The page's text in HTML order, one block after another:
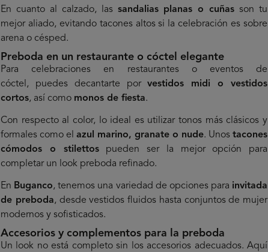
En cuanto al calzado, las sandalias planas o cuñas son tu
mejor aliado, evitando tacones altos si la celebración es sobre
arena o césped.
Preboda en un restaurante o cóctel elegante
Para celebraciones en restaurantes o eventos de
cóctel, puedes decantarte porvestidos midi o vestidos
cortos, así como monos de fiesta.
Con respecto al color, lo ideal es utilizar tonos más clásicos y
formales como el azul marino, granate o nude. Unos tacones
cómodos o stilettospueden ser la mejor opción para
completar un look preboda refinado.
En Buganco, tenemos una variedad de opciones para invitada
de preboda, desde vestidos fluidos hasta conjuntos de mujer
modernos y sofisticados.
Accesorios y complementos para la preboda
Un look no está completo sin los accesorios adecuados. Aquí